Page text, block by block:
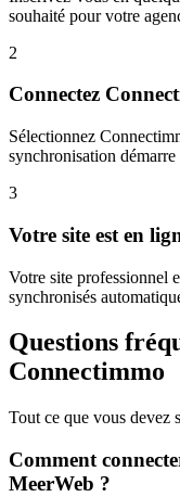
souhaité pour votre
2
Connectez
Sélectionnez
synchronisation
3
Votre site est en
Votre site professionnel
synchronisés
Questions
Connectimmo
Tout ce que vous devez
Comment
MeerWeb ?